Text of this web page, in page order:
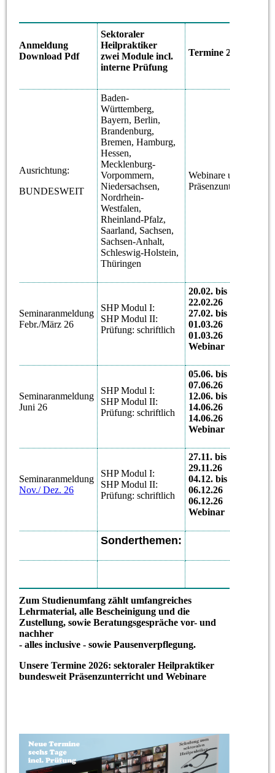
Anmeldung
Download Pdf
Sektoraler
Heilpraktiker
zwei Module incl.
interne Prüfung
Termine 2026
Ausrichtung:
BUNDESWEIT
Baden-
Württemberg,
Bayern, Berlin,
Brandenburg,
Bremen, Hamburg,
Hessen,
Mecklenburg-
Vorpommern,
Niedersachsen,
Nordrhein-
Westfalen,
Rheinland-Pfalz,
Saarland, Sachsen,
Sachsen-Anhalt,
Schleswig-Holstein,
Thüringen
Webinareund
Präsenzunterricht
Seminaranmeldung
Febr./März 26
SHP Modul I:
SHP Modul II:
Prüfung: schriftlich
20.02. bis
22.02.26
27.02. bis
01.03.26
01.03.26
Webinar
Seminaranmeldung
Juni 26
SHP Modul I:
SHP Modul II:
Prüfung: schriftlich
05.06. bis
07.06.26
12.06. bis
14.06.26
14.06.26
Webinar
Seminaranmeldung
Nov./ Dez. 26
SHP Modul I:
SHP Modul II:
Prüfung: schriftlich
27.11. bis
29.11.26
04.12. bis
06.12.26
06.12.26
Webinar
Sonderthemen:
Zum Studienumfang zählt umfangreiches
Lehrmaterial, alle Bescheinigung und die
Zustellung, sowie Beratungsgesprächevor- und
nachher
- alles inclusive - sowie Pausenverpflegung.
Unsere Termine 2026: sektoraler Heilpraktiker
bundesweit Präsenzunterricht und Webinare